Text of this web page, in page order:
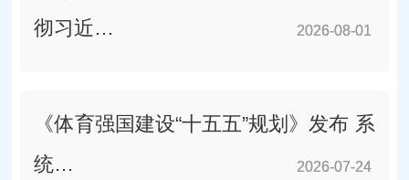
2026-08-01
彻习近…
2026-08-01
2026-07-24
《体育强国建设“十五五”规划》发布 系
统…
2026-07-24